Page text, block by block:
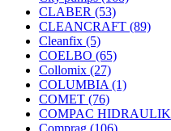
CLABER (53)
CLEANCRAFT (89)
Cleanfix (5)
COELBO (65)
Collomix (27)
COLUMBIA (1)
COMET (76)
COMPAC HIDRAULIK
Comprag (106)